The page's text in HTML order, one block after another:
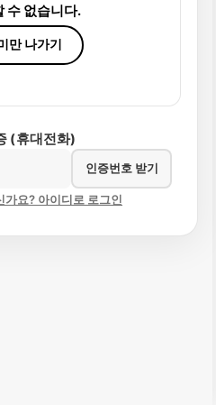
수 없습니다.
만 나가기
(휴대전화)
인증번호 받기
가요? 아이디로 로그인